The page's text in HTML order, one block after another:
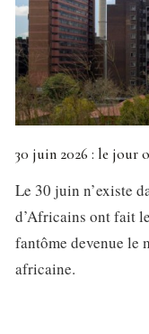
30 juin 2026 : le jour
Le 30 juin n’existe
d’Africains ont fait
fantôme devenue le
africaine.